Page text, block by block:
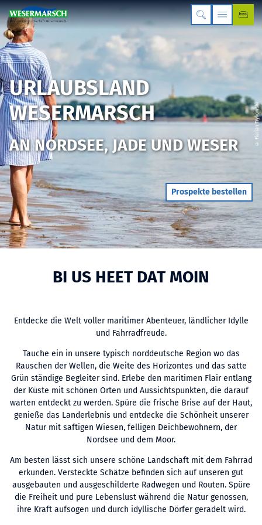
© Florian Trykowski
URLAUBSLAND
WESERMARSCH
AN NORDSEE, JADE UND WESER
Prospekte bestellen
BI US HEET DAT MOIN
Entdecke die Welt voller maritimer Abenteuer, ländlicher Idylle
und Fahrradfreude.
Tauche ein in unsere typisch norddeutsche Region wo das
Rauschen der Wellen, die Weite des Horizontes und das satte
Grün ständige Begleiter sind. Erlebe den maritimen Flair entlang
der Küste mit schönen Orten und Aussichtspunkten, die darauf
warten entdeckt zu werden. Spüre die frische Brise auf der Haut,
genieße das Landerlebnis und entdecke die Schönheit unserer
Natur mit saftigen Wiesen, felligen Deichbewohnern, der
Nordsee und dem Moor.
Am besten lässt sich unsere schöne Landschaft mit dem Fahrrad
erkunden. Versteckte Schätze befinden sich auf unseren gut
ausgebauten und ausgeschilderte Radwegen und Routen. Spüre
die Freiheit und pure Lebenslust während die Natur genossen,
ihre Kraft aufsogen und durch idyllische Dörfer geradelt wird.